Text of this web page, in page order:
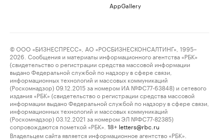
AppGallery
© ООО «БИЗНЕСПРЕСС», АО «РОСБИЗНЕСКОНСАЛТИНГ», 1995–
2026. Сообщения и материалы информационного агентства «РБК»
(свидетельство о регистрации средства массовой информации
выдано Федеральной службой по надзору в сфере связи,
информационных технологий и массовых коммуникаций
(Роскомнадзор) 09.12.2015 за номером ИА №ФС77-63848) и сетевого
издания «РБК» (свидетельство о регистрации средства массовой
информации выдано Федеральной службой по надзору в сфере связи,
информационных технологий и массовых коммуникаций
(Роскомнадзор) 03.12.2021 за номером ЭЛ №ФС77-82385)
сопровождаются пометкой «РБК».
18+ letters@rbc.ru
Владельцем сайта является информационное агентство «РБК».